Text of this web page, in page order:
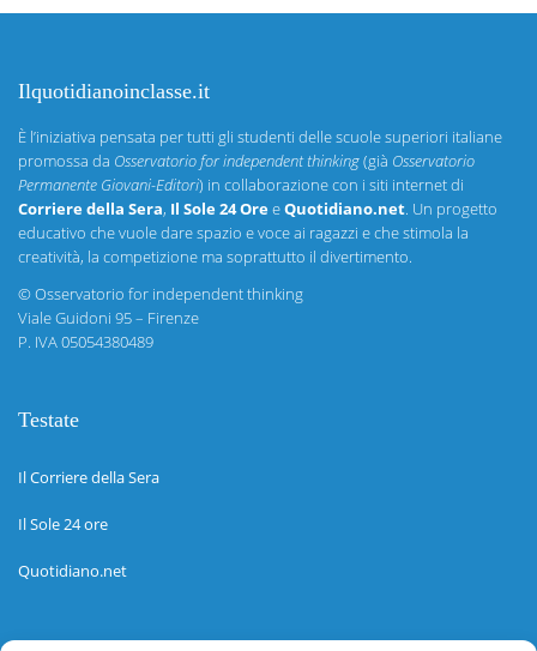
Ilquotidianoinclasse.it
È l’iniziativa pensata per tutti gli studenti delle scuole superiori italiane
promossa da Osservatorio for independent thinking(già Osservatorio
Permanente Giovani-Editori) in collaborazione con i siti internet di
Corriere della Sera, Il Sole 24 OreeQuotidiano.net. Un progetto
educativo che vuole dare spazio e voce ai ragazzi e che stimola la
creatività, la competizione ma soprattutto il divertimento.
©Osservatorio for independent thinking
Viale Guidoni 95 – Firenze
P. IVA 05054380489
Testate
Il Corriere della Sera
Il Sole 24 ore
Quotidiano.net